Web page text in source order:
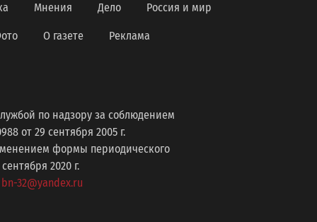
Мнения Дело Россия и мир
О газете Реклама
по надзору за соблюдением
от 29 сентября 2005 г.
формы периодического
2020 г.
32@yandex.ru